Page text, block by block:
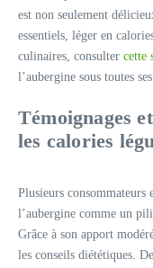
est non seulement
essentiels, léger en
culinaires, consulter cette
l’aubergine sous toutes
Témoignages
les calories
Plusieurs consommateurs
l’aubergine comme un
Grâce à son apport
les conseils diététiques.